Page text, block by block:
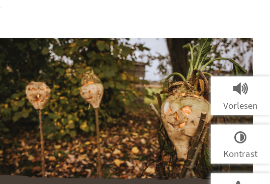
Vorlesen
Kontrast